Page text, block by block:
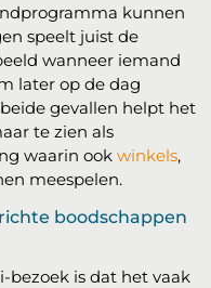
kunnen
speelt juist de
wanneer iemand
later op de dag
gevallen helpt het
te zien als
waarin ookwinkels,
meespelen.
boodschappen
bezoek is dat het vaak